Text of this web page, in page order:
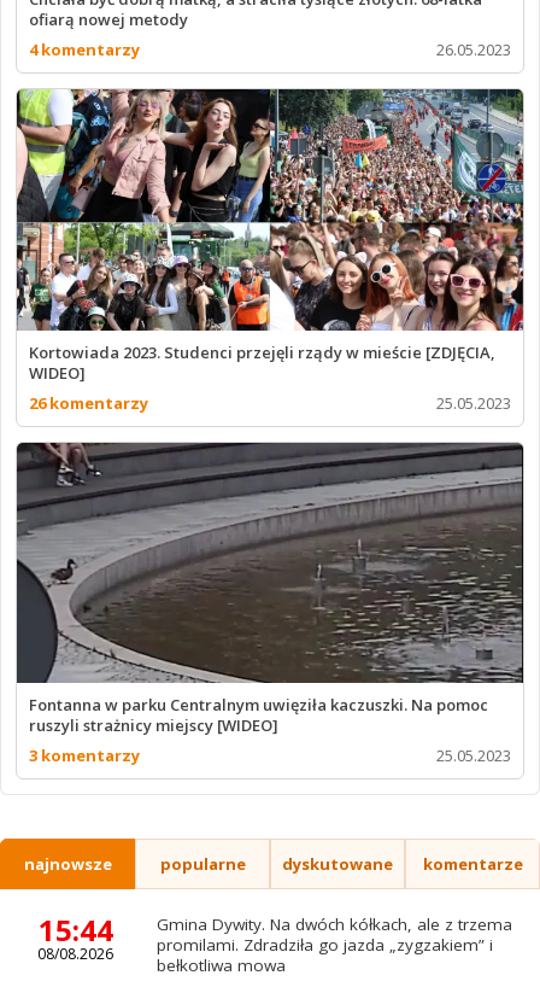
ofiarą nowej metody
4 komentarzy
26.05.2023
Kortowiada 2023. Studenci przejęli rządy w mieście [ZDJĘCIA,
WIDEO]
26 komentarzy
25.05.2023
Fontanna w parku Centralnym uwięziła kaczuszki. Na pomoc
ruszyli strażnicy miejscy [WIDEO]
3 komentarzy
25.05.2023
najnowsze popularne dyskutowane komentarze
15:44
08/08.2026
Gmina Dywity. Na dwóch kółkach, ale z trzema
promilami. Zdradziła go jazda „zygzakiem” i
bełkotliwa mowa